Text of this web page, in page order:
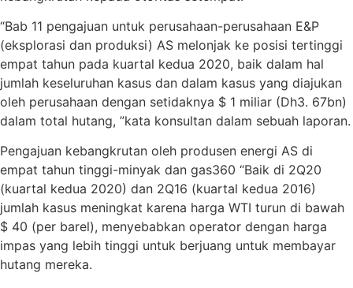
“Bab 11 pengajuan untuk perusahaan-perusahaan E&P
(eksplorasi dan produksi) AS melonjak ke posisi tertinggi
empat tahun pada kuartal kedua 2020, baik dalam hal
jumlah keseluruhan kasus dan dalam kasus yang diajukan
oleh perusahaan dengan setidaknya $ 1 miliar (Dh3. 67bn)
dalam total hutang, ”kata konsultan dalam sebuah laporan.
Pengajuan kebangkrutan oleh produsen energi AS di
empat tahun tinggi-minyak dan gas360 “Baik di 2Q20
(kuartal kedua 2020) dan 2Q16 (kuartal kedua 2016)
jumlah kasus meningkat karena harga WTI turun di bawah
$ 40 (per barel), menyebabkan operator dengan harga
impas yang lebih tinggi untuk berjuang untuk membayar
hutang mereka.